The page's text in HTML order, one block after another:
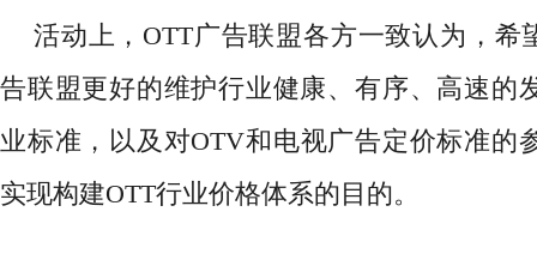
活动上，OTT广告联盟各方一致认为，希
告联盟更好的维护行业健康、有序、高速的
业标准，以及对OTV和电视广告定价标准的
实现构建OTT行业价格体系的目的。